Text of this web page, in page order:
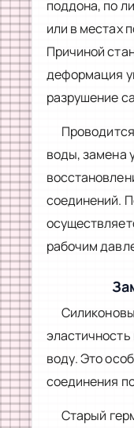
поддона, по
или в местах
Причиной
деформация
разрушение
воды, замена
соединений.
рабочим
воду. Это
соединения
Старый